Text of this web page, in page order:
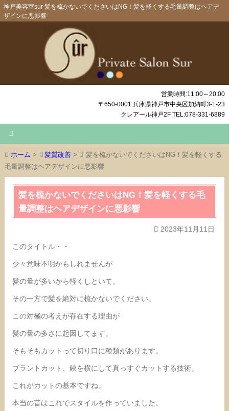
神戸美容室sur 髪を梳かないでくださいはNG！髪を軽くする毛量調整はヘアデ
ザインに悪影響
営業時間:11:00～20:00
〒650-0001 兵庫県神戸市中央区加納町3-1-23
クレアール神戸2F TEL:078-331-6889
ホーム > 髪質改善>
髪を梳かないでくださいはNG！髪を軽くする
毛量調整はヘアデザインに悪影響
髪を梳かないでくださいはNG！髪を軽くする毛
量調整はヘアデザインに悪影響
2023年11月11日
このタイトル・・
少々意味不明かもしれませんが
髪の量が多いから軽くしといて。
その一方で髪を絶対に梳かないでください。
この対極の考えが存在する理由が
髪の量の多さに起因してます。
そもそもカットって切り口に種類があります。
ブラントカット、鋏を横にして真っすぐカットする技術。
これがカットの基本ですね。
本当の昔はこれでスタイルを作っていました。